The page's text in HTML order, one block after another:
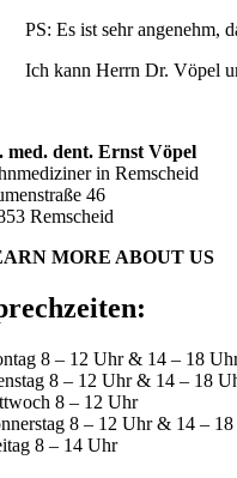
PS: Es ist sehr angenehm,
Ich kann Herrn Dr. Vöpel
med. dent. Ernst Vöpel
in Remscheid
46
Remscheid
MORE ABOUT US
8 – 12 Uhr & 14 – 18
8 – 12 Uhr & 14 – 18
8 – 12 Uhr
8 – 12 Uhr & 14 –
8 – 14 Uhr